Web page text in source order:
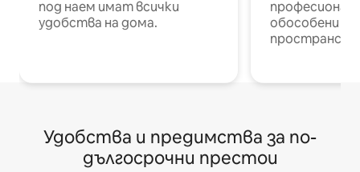
под наем имат всички
удобства на дома.
обособени
Удобства и предимства за по-
дългосрочни престои